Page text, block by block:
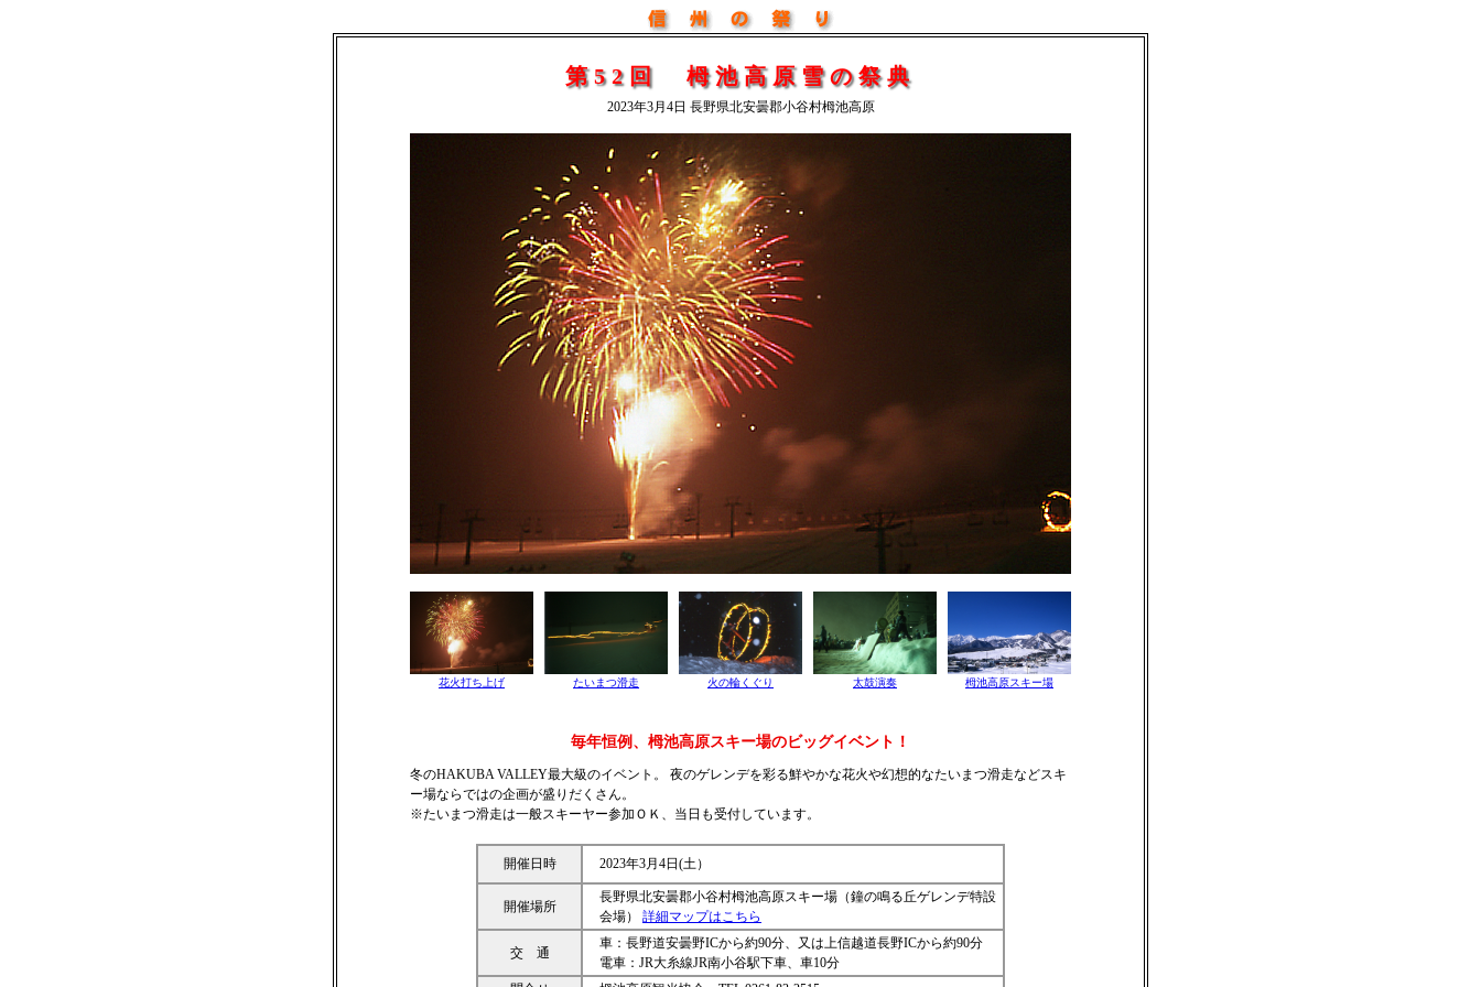
第52回 栂池高原雪の祭典
2023年3月4日 長野県北安曇郡小谷村栂池高原
花火打ち上げ たいまつ滑走 火の輪くぐり 太鼓演奏 栂池高原スキー場
毎年恒例、栂池高原スキー場のビッグイベント！
冬のHAKUBA VALLEY最大級のイベント。 夜のゲレンデを彩る鮮やかな花火や幻想的なたいまつ滑走などスキ
ー場ならではの企画が盛りだくさん。
※たいまつ滑走は一般スキーヤー参加ＯＫ、当日も受付しています。
開催日時 2023年3月4日(土）
開催場所
長野県北安曇郡小谷村栂池高原スキー場（鐘の鳴る丘ゲレンデ特設
会場） 詳細マップはこちら
交 通
車：長野道安曇野ICから約90分、又は上信越道長野ICから約90分
電車：JR大糸線JR南小谷駅下車、車10分